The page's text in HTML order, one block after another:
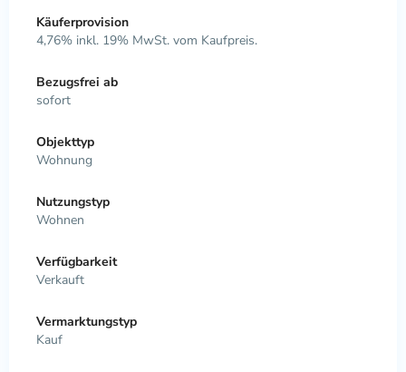
Käuferprovision
4,76% inkl. 19% MwSt. vom Kaufpreis.
Bezugsfrei ab
sofort
Objekttyp
Wohnung
Nutzungstyp
Wohnen
Verfügbarkeit
Verkauft
Vermarktungstyp
Kauf